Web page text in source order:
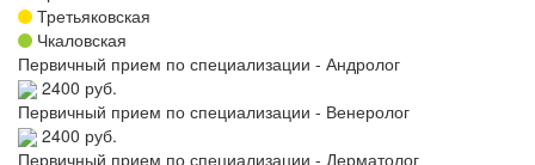
Третьяковская
Чкаловская
Первичный прием по специализации - Андролог
2400 руб.
Первичный прием по специализации - Венеролог
2400 руб.
Первичный прием по специализации - Дерматолог